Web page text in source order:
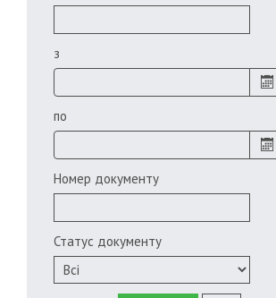
з
по
Номер документу
Статус документу